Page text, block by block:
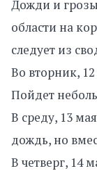
Дожди и
области на
следует из
Во вторник,
Пойдет
В среду, 13
дождь, но
В четверг, 14